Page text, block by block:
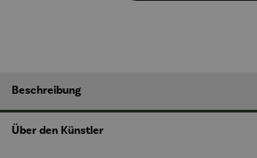
Beschreibung
Über den Künstler